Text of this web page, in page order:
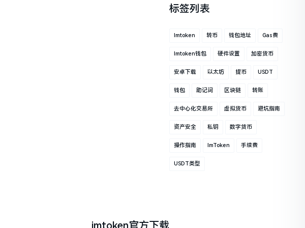
标签列表
Imtoken 转币 钱包地址 Gas费
Imtoken钱包 硬件设置 加密货币
安卓下载 以太坊 提币 USDT
钱包 助记词 区块链 转账
去中心化交易所 虚拟货币 避坑指南
资产安全 私钥 数字货币
操作指南 ImToken 手续费
USDT类型